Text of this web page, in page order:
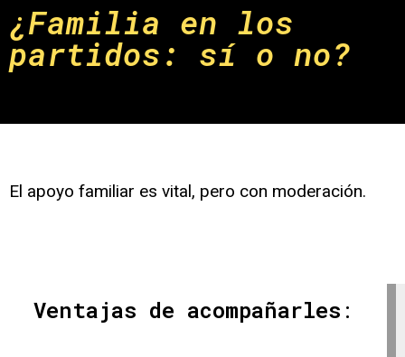
¿Familia en los
partidos: sí o no?
El apoyo familiar es vital, pero con moderación.
Ventajas de acompañarles :